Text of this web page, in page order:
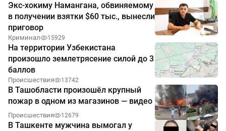
Экс-хокиму Намангана, обвиняемому
в получении взятки $60 тыс., вынесли
приговор
Криминал 15929
На территории Узбекистана
произошло землетрясение силой до 3
баллов
Происшествия 13742
В Ташобласти произошёл крупный
пожар в одном из магазинов — видео
Происшествия 12679
В Ташкенте мужчина вымогал у